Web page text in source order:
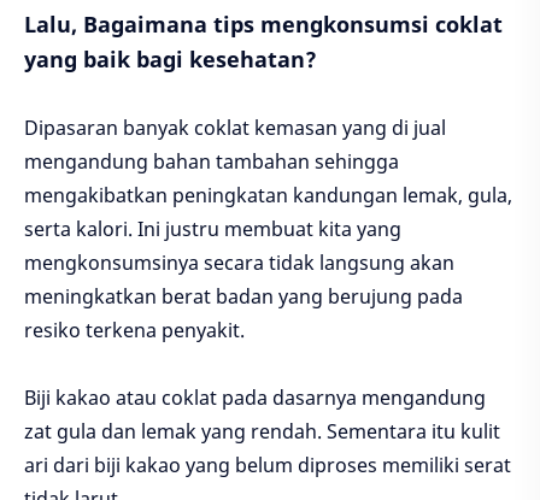
Lalu, Bagaimana tips mengkonsumsi coklat
yang baik bagi kesehatan?
Dipasaran banyak coklat kemasan yang di jual
mengandung bahan tambahan sehingga
mengakibatkan peningkatan kandungan lemak, gula,
serta kalori. Ini justru membuat kita yang
mengkonsumsinya secara tidak langsung akan
meningkatkan berat badan yang berujung pada
resiko terkena penyakit.
Biji kakao atau coklat pada dasarnya mengandung
zat gula dan lemak yang rendah. Sementara itu kulit
ari dari biji kakao yang belum diproses memiliki serat